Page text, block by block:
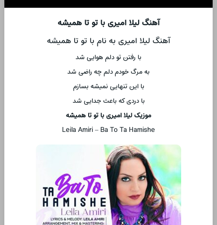
آهنگ لیلا امیری با تو تا همیشه
آهنگ لیلا امیری به نام با تو تا همیشه
با رفتن تو دلم هوایی شد
به مرگ خودم دلم چه راضی شد
با این تنهایی نمیشه بسازم
با دردی که باعث جدایی شد
موزیک لیلا امیری با تو تا همیشه
Leila Amiri – Ba To Ta Hamishe